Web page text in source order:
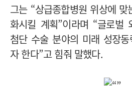
그는 “상급종합병원 위상에
화시킬 계획”이라며 “글로벌
첨단 수술 분야의 미래 성장
자 한다”고 힘줘 말했다.